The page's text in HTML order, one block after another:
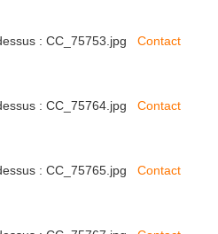
: CC_75753.jpg Contact
: CC_75764.jpg Contact
: CC_75765.jpg Contact